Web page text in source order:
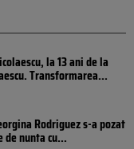
la 13 ani de la
Transformarea...
Rodriguez s-a pozat
nunta cu...